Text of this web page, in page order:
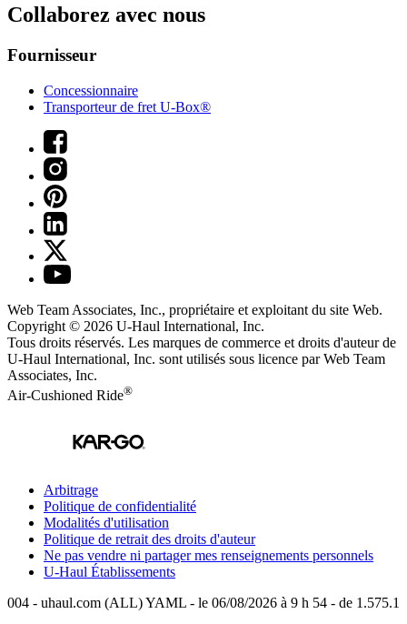
Collaborez avec nous
Fournisseur
Concessionnaire
Transporteur de fret U-Box®
Web Team Associates, Inc., propriétaire et exploitant du site Web.
Copyright © 2026 U-Haul International, Inc.
Tous droits réservés. Les marques de commerce et droits d'auteur de
U-Haul International, Inc. sont utilisés sous licence par Web Team
Associates, Inc.
Air-Cushioned Ride®
Arbitrage
Politique de confidentialité
Modalités d'utilisation
Politique de retrait des droits d'auteur
Ne pas vendre ni partager mes renseignements personnels
U-Haul Établissements
004 - uhaul.com (ALL) YAML - le 06/08/2026 à 9 h 54 - de 1.575.1